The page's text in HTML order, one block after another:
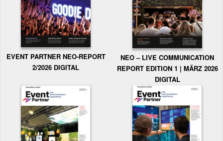
EVENT PARTNER NEO-REPORT
2/2026 DIGITAL
NEO – LIVE COMMUNICATION
REPORT EDITION 1 | MÄRZ 2026
DIGITAL